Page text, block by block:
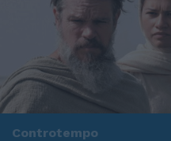
Controtempo